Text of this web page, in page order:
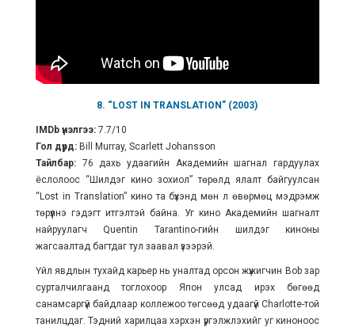
8. “LOST IN TRANSLATION” (2003)
IMDb үнэлгээ: 7.7/10
Гол дүрд: Bill Murray, Scarlett Johansson
Тайлбар: 76 дахь удаагийн Академийн шагнал гардуулах
ёслолоос “Шилдэг кино зохиол” төрөлд ялалт байгуулсан
“Lost in Translation” кино та бүхэнд мөн л өвөрмөц мэдрэмж
төрүүлнэ гэдэгт итгэлтэй байна. Уг кино Академийн шагналт
найруулагч Quentin Tarantino-гийн шилдэг киноны
жагсаалтад багтдаг тул заавал үзээрэй.
Үйл явдлын тухайд карьер нь уналтад орсон жүжигчин Bob зар
сурталчилгаанд тоглохоор Япон улсад ирэх бөгөөд
санамсаргүй байдлаар коллежоо төгсөөд удаагүй Charlotte-той
танилцдаг. Тэдний харилцаа хэрхэн үргэлжлэхийг уг киноноос